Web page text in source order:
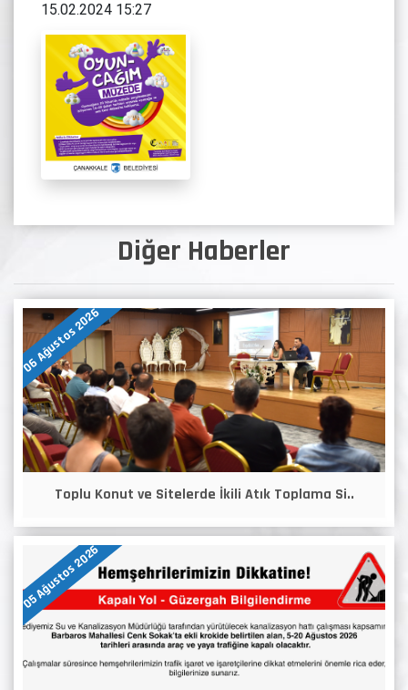
Diğer Haberler
06 Ağustos 2026
Toplu Konut ve Sitelerde İkili Atık Toplama Si..
05 Ağustos 2026
15.02.2024 15:27